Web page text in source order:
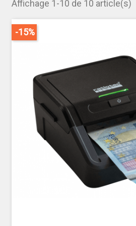
casinos, restaurants, et petits
adaptés à tous vos besoins et
produits de grande qualité, un
Et en cas de mise en
nouveaux billets?
Pas de panique.
Pour que les détecteurs de
compteuses de billets
nouveaux billets, une mise à
Avec ratiotec, vous êtes
Affichage 1-10 de 10 article(s)
-15%